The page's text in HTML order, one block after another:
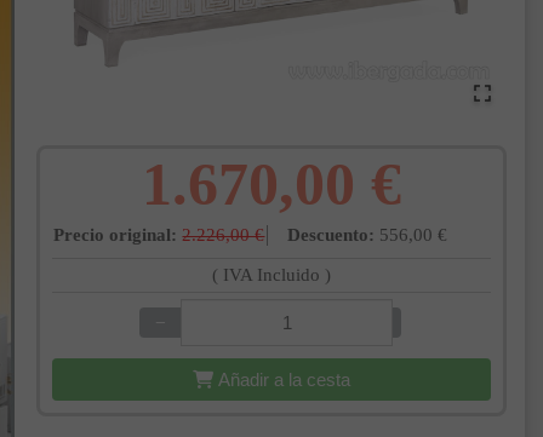
1.670,00 €
Precio original: 2.226,00 € Descuento: 556,00 €
( IVA Incluido )
−
Añadir a la cesta